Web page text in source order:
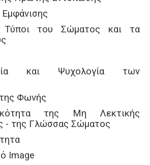
Τύποι του Σώματος και τα
και Ψυχολογία των
Φωνής
της Μη Λεκτικής
- της Γλώσσας Σώματος
Image